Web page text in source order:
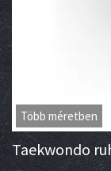
Több méretben
Taekwondo